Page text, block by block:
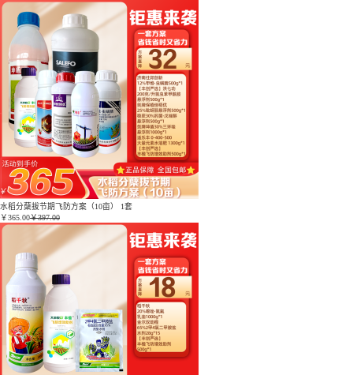
水稻分蘖拔节期飞防方案（10亩） 1套
￥365.00￥397.00